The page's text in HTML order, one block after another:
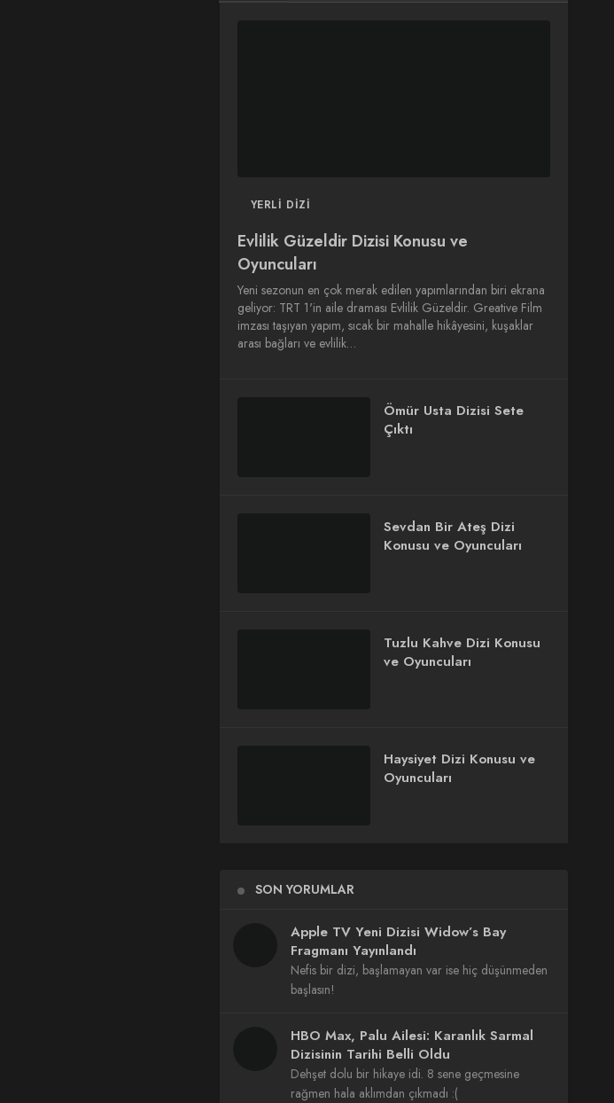
YERLI DIZI
Evlilik Güzeldir Dizisi Konusu ve
Oyuncuları
Yeni sezonun en çok merak edilen yapımlarından biri ekrana
geliyor: TRT 1'in aile draması Evlilik Güzeldir. Greative Film
imzası taşıyan yapım, sıcak bir mahalle hikâyesini, kuşaklar
arası bağları ve evlilik…
Ömür Usta Dizisi Sete
Çıktı
Sevdan Bir Ateş Dizi
Konusu ve Oyuncuları
Tuzlu Kahve Dizi Konusu
ve Oyuncuları
Haysiyet Dizi Konusu ve
Oyuncuları
SON YORUMLAR
Apple TV Yeni Dizisi Widow’s Bay
Fragmanı Yayınlandı
Nefis bir dizi, başlamayan var ise hiç düşünmeden
başlasın!
HBO Max, Palu Ailesi: Karanlık Sarmal
Dizisinin Tarihi Belli Oldu
Dehşet dolu bir hikaye idi. 8 sene geçmesine
rağmen hala aklımdan çıkmadı :(